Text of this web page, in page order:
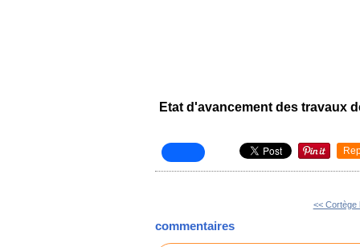
Etat d'avancement des travaux
<< Cortège
commentaires